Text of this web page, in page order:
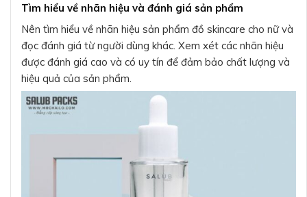
Tìm hiểu về nhãn hiệu và đánh giá sản phẩm
Nên tìm hiểu về nhãn hiệu sản phẩm đồ skincare cho nữ và
đọc đánh giá từ người dùng khác. Xem xét các nhãn hiệu
được đánh giá cao và có uy tín để đảm bảo chất lượng và
hiệu quả của sản phẩm.